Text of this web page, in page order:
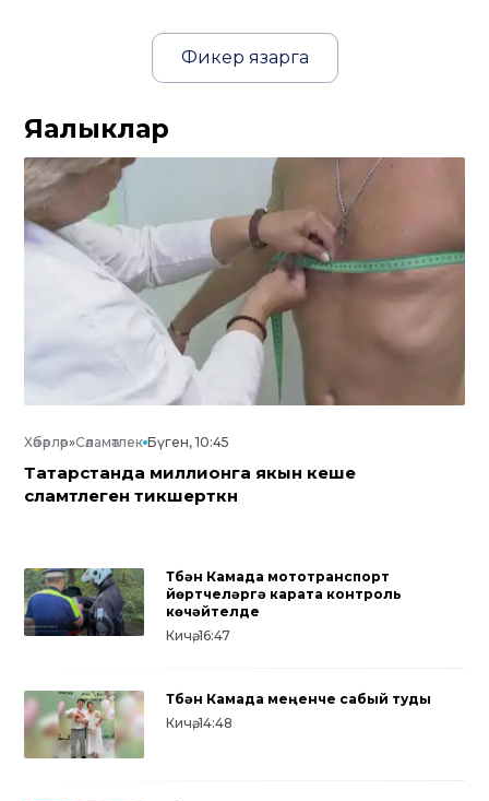
Фикер язарга
Яңалыклар
Хәбәрләр»Сәламәтлек Бүген, 10:45
Татарстанда миллионга якын кеше
сәламәтлеген тикшерткән
Түбән Камада мототранспорт
йөртүчеләргә карата контроль
көчәйтелде
Кичә, 16:47
Түбән Камада меңенче сабый туды
Кичә, 14:48